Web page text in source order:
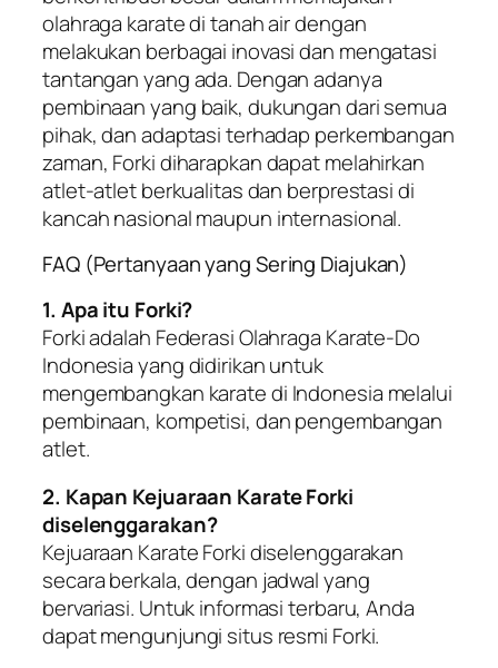
olahraga karate di tanah air dengan
melakukan berbagai inovasi dan mengatasi
tantangan yang ada. Dengan adanya
pembinaan yang baik, dukungan dari semua
pihak, dan adaptasi terhadap perkembangan
zaman, Forki diharapkan dapat melahirkan
atlet-atlet berkualitas dan berprestasi di
kancah nasional maupun internasional.
FAQ (Pertanyaan yang Sering Diajukan)
1. Apa itu Forki?
Forki adalah Federasi Olahraga Karate-Do
Indonesia yang didirikan untuk
mengembangkan karate di Indonesia melalui
pembinaan, kompetisi, dan pengembangan
atlet.
2. Kapan Kejuaraan Karate Forki
diselenggarakan?
Kejuaraan Karate Forki diselenggarakan
secara berkala, dengan jadwal yang
bervariasi. Untuk informasi terbaru, Anda
dapat mengunjungi situs resmi Forki.